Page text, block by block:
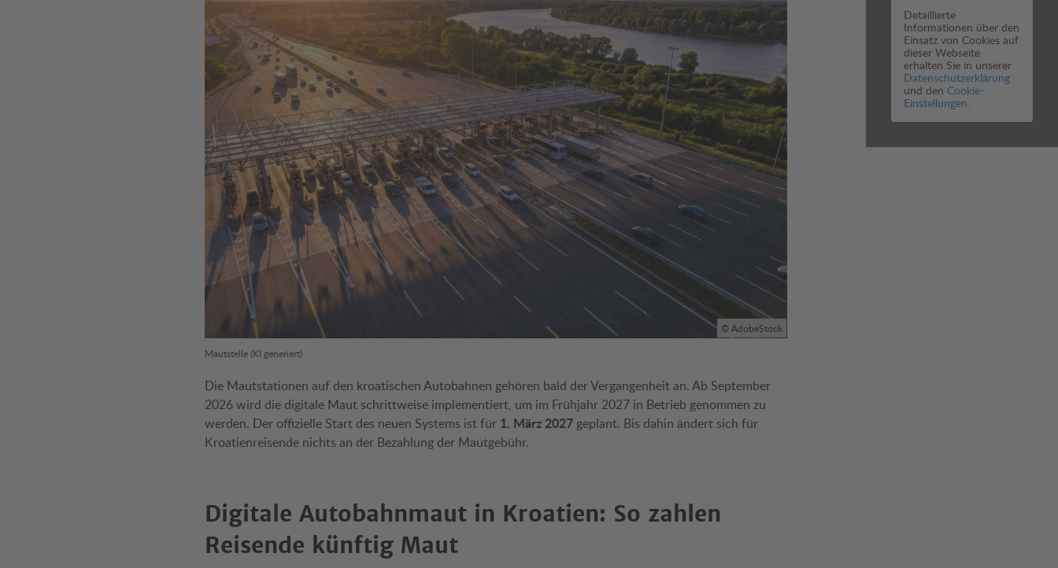
Detaillierte
Informationen über den
Einsatz von Cookies auf
dieser Webseite
erhalten Sie in unserer
Datenschutzerklärung
und den Cookie-
Einstellungen.
© AdobeStock
Mautstelle (KI generiert)
Die Mautstationen auf den kroatischen Autobahnen gehören bald der Vergangenheit an. Ab September
2026 wird die digitale Maut schrittweise implementiert, um im Frühjahr 2027 in Betrieb genommen zu
werden. Der offizielle Start des neuen Systems ist für 1. März 2027 geplant. Bis dahin ändert sich für
Kroatienreisende nichts an der Bezahlung der Mautgebühr.
Digitale Autobahnmaut in Kroatien: So zahlen
Reisende künftig Maut